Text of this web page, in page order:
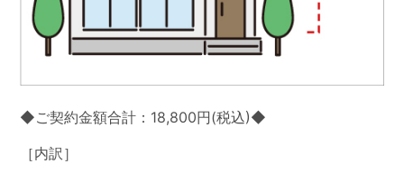
◆ご契約金額合計：18,800円(税込)◆
［内訳］